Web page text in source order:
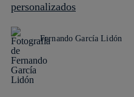
personalizados
Fernando García Lidón